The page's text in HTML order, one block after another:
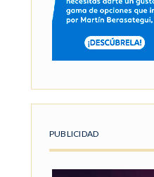
PUBLICIDAD